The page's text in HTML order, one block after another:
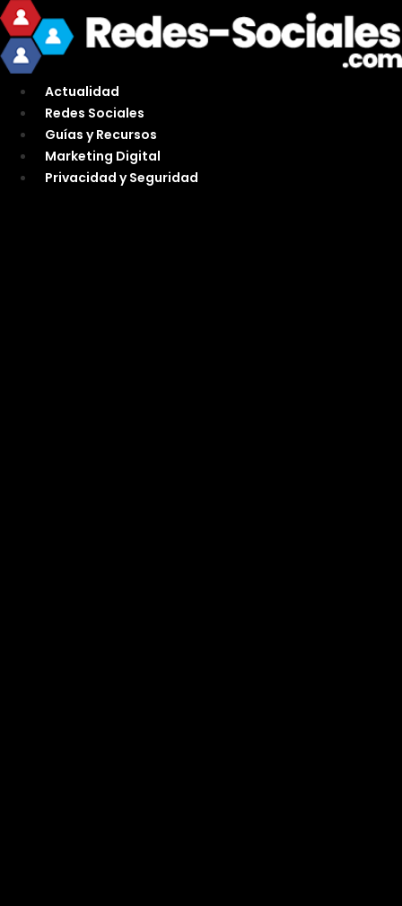
Ir
al
contenido
Actualidad
Redes Sociales
Guías y Recursos
Marketing Digital
Privacidad y Seguridad